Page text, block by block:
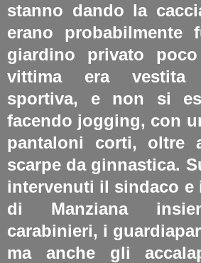
stanno dando la
erano probabilmente
giardino privato
vittima era vestita
sportiva, e non si
facendo jogging, con
pantaloni corti, oltre
scarpe da ginnastica.
intervenuti il sindaco e
di Manziana
carabinieri, i
ma anche gli